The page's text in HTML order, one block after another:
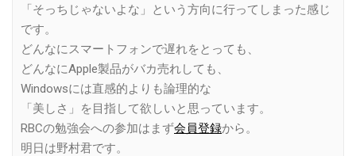
「そっちじゃないよな」という方向に行ってしまった感じ
です。
どんなにスマートフォンで遅れをとっても、
どんなにApple製品がバカ売れしても、
Windowsには直感的よりも論理的な
「美しさ」を目指して欲しいと思っています。
RBCの勉強会への参加はまず会員登録から。
明日は野村君です。